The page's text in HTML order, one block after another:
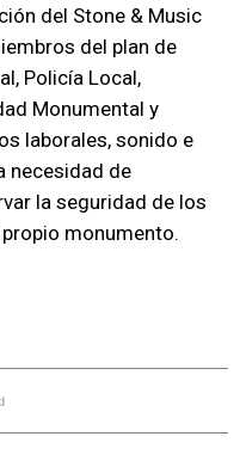
del Stone & Music
del plan de
Policía Local,
Monumental y
laborales, sonido e
necesidad de
la seguridad de los
monumento.